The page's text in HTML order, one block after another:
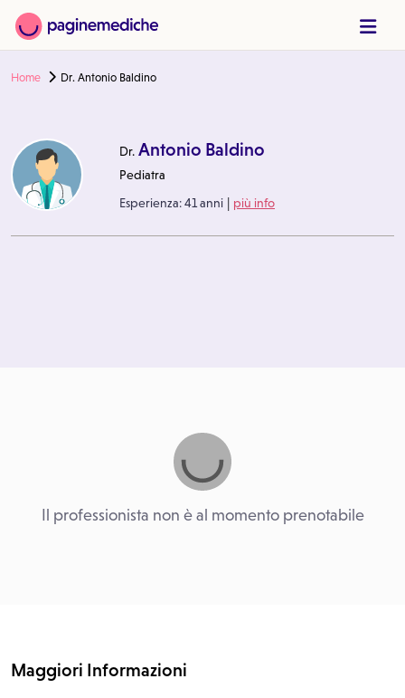
Home Dr. Antonio Baldino
Dr. Antonio Baldino
Pediatra
Esperienza:41 anni | più info
Il professionista non è al momento prenotabile
Maggiori Informazioni